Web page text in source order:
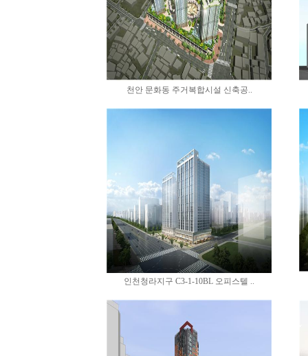
천안 문화동 주거복합시설 신축공..
인천청라지구 C3-1-10BL 오피스텔 ..